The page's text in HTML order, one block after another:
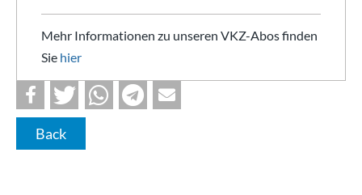
Mehr Informationen zu unseren VKZ-Abos finden
Sie hier
Back